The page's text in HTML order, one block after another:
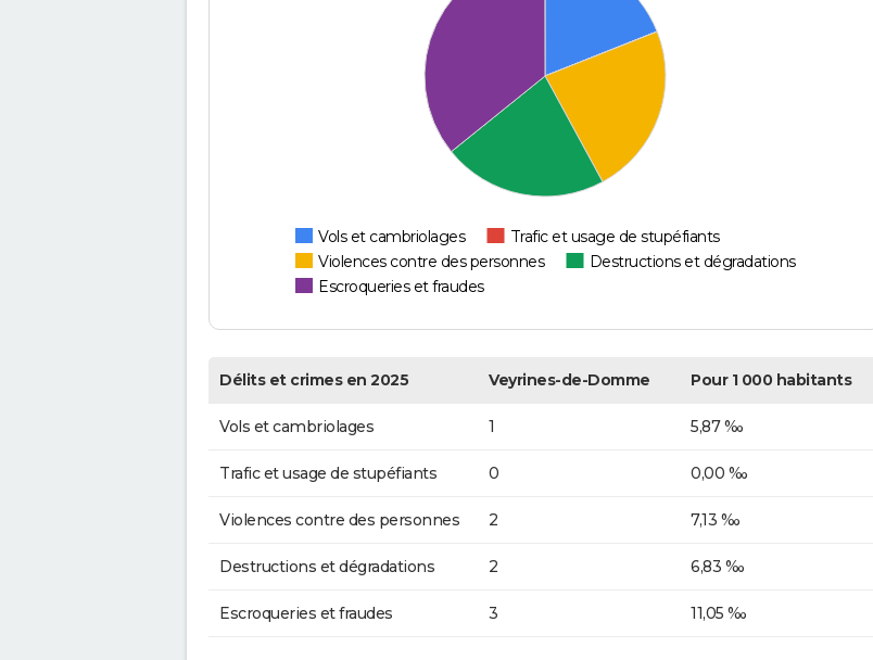
Vols et cambriolages
Trafic et usage de stupéfiants
Violences contre des personnes
Destructions et dégradations
Escroqueries et fraudes
Délits et crimes en 2025 Veyrines-de-Domme Pour 1 000 habitants
Vols et cambriolages 1 5,87 ‰
Trafic et usage de stupéfiants 0 0,00 ‰
Violences contre des personnes 2 7,13 ‰
Destructions et dégradations 2 6,83 ‰
Escroqueries et fraudes 3 11,05 ‰